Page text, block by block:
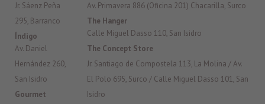
Jr. Sáenz Peña
295, Barranco
Índigo
Av. Daniel
Hernández 260,
San Isidro
Gourmet
Av. Primavera 886 (Oficina 201) Chacarilla, Surco
The Hanger
Calle Miguel Dasso 110, San Isidro
The Concept Store
Jr. Santiago de Compostela 113, La Molina / Av.
El Polo 695, Surco / Calle Miguel Dasso 101, San
Isidro